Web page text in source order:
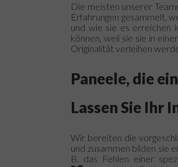
Die meisten unserer
Erfahrungen gesammelt,
und wie sie es erreichen
können, weil sie sie in
Originalität verleihen
Paneele, die
Lassen Sie Ihr
Wir bereiten die
und zusammen bilden sie
B. das Fehlen einer